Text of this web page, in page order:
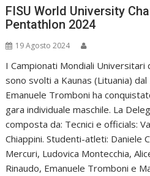
FISU World University
Pentathlon 2024
19 Agosto 2024
I Campionati Mondiali
sono svolti a Kaunas (Lituania)
Emanuele Tromboni ha
gara individuale maschile. La
composta da: Tecnici e officials:
Chiappini. Studenti-atleti: Daniele
Mercuri, Ludovica Montecchia,
Rinaudo, Emanuele Tromboni e